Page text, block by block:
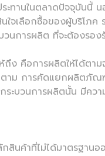
ะทานในตลาดปัจจุบัน
จเลือกซื้อของผู้บริโภ
นการผลิต ที่จะต้องรอ
ถึง คือการผลิตให้ได้ตา
าม การคัดแยกผลิตภัณ
วนการผลิตนั้น มีควา
สินค้าที่ไม่ได้มาตรฐาน